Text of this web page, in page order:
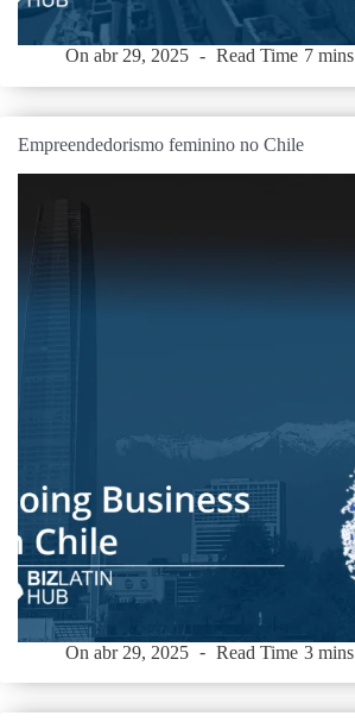
On abr 29, 2025 Read Time 7 mins
Empreendedorismo feminino no Chile
On abr 29, 2025 Read Time 3 mins